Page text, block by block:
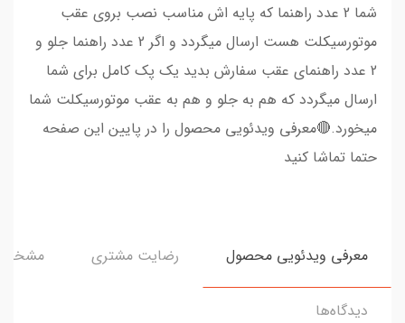
شما 2 عدد راهنما که پایه اش مناسب نصب بروی عقب
موتورسیکلت هست ارسال میگردد و اگر 2 عدد راهنما جلو و
2 عدد راهنمای عقب سفارش بدید یک پک کامل برای شما
ارسال میگردد که هم به جلو و هم به عقب موتورسیکلت شما
میخورد.🔴معرفی ویدئویی محصول را در پایین این صفحه
حتما تماشا کنید
معرفی ویدئویی محصول رضایت مشتری
دیدگاه‌ها